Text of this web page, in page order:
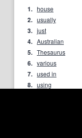
1. house
2. usually
3. just
4. Australian
5. Thesaurus
6. various
7. used in
8. using